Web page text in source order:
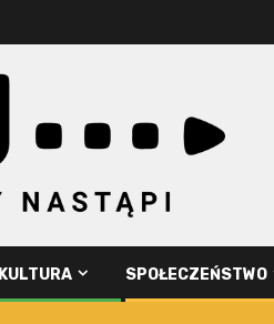
KULTURA SPOŁECZEŃSTWO